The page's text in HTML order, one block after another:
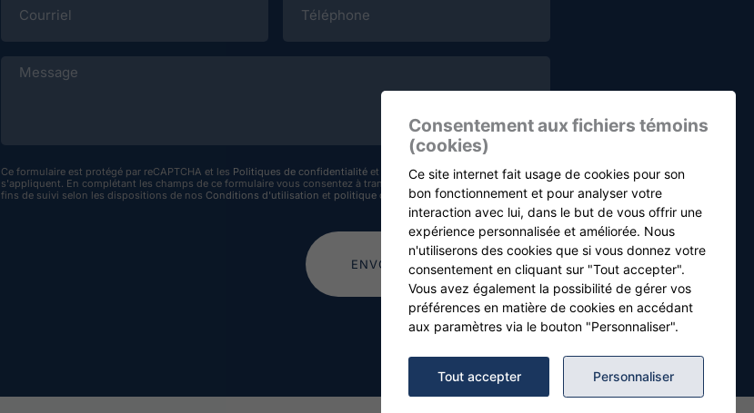
Message
Ce formulaire est protégé par reCAPTCHA et les Politiques de confidentialité et Conditions d'utilisationde Google
s'appliquent. En complétant les champs de ce formulaire vous consentez à transmettre vos informations pour des
fins de suivi selon les dispositions de nos Conditions d'utilisation et politique de confidentialité.
ENVOYER LA DEMANDE
Consentement aux fichiers témoins
(cookies)
Ce site internet fait usage de cookies pour son
bon fonctionnement et pour analyser votre
interaction avec lui, dans le but de vous offrir une
expérience personnalisée et améliorée. Nous
n'utiliserons des cookies que si vous donnez votre
consentement en cliquant sur "Tout accepter".
Vous avez également la possibilité de gérer vos
préférences en matière de cookies en accédant
aux paramètres via le bouton "Personnaliser".
Tout accepter Personnaliser